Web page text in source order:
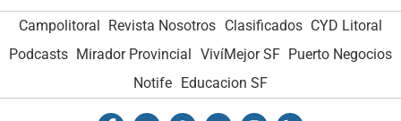
Campolitoral Revista Nosotros Clasificados CYD Litoral
Podcasts Mirador Provincial VivíMejor SF Puerto Negocios
Notife Educacion SF